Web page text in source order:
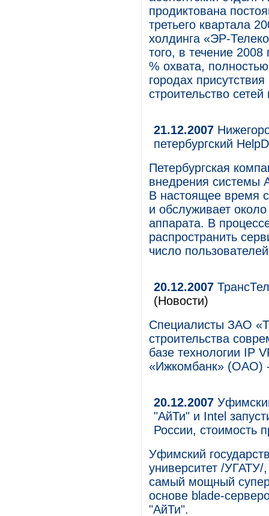
продиктована
третьего квартала
холдинга «ЭР-
того, в течение
% охвата,
городах
строительство
21.12.2007
петербургский
Петербургская
внедрения системы
В настоящее время
и обслуживает
аппарата. В
распространить
число
20.12.2007
(Новости)
Специалисты ЗАО
строительства
базе технологии IP
«Ижкомбанк» (ОАО) -
20.12.2007
"АйТи" и Intel
России, стоимость
Уфимский
университет /
самый мощный
основе blade-
"АйТи".